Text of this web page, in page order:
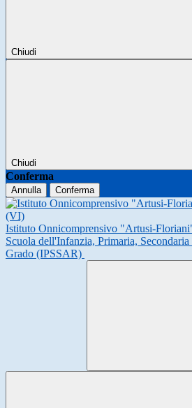
Chiudi
Chiudi
Conferma
Annulla Conferma
Istituto Onnicomprensivo "Artusi-
Scuola dell'Infanzia, Primaria,
Grado (IPSSAR)